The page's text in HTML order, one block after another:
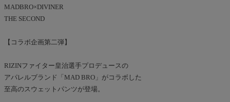
MADBRO×DIVINER
THE SECOND
【コラボ企画第二弾】
RIZINファイター皇治選手プロデュースの
アパレルブランド「MAD BRO」がコラボした
至高のスウェットパンツが登場。